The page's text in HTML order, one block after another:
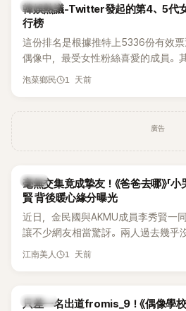
熱議討論
韓娛熱議-Twitter發起的第4、5代女
行榜
這份排名是根據推特上5336份有效
偶像中，最受女性粉絲喜愛的成員。
員包攬了前三名，展現了她們在女性
泡菜鄉民 1 天前
廣告
韓星
毫無交集竟成摯友！《爸爸去哪》「
賢 背後暖心緣分曝光
近日，金民國與AKMU成員李秀賢一
讓不少網友相當驚訝。兩人過去幾乎
起踏上瑞士之旅，也讓粉絲紛紛好奇：
江南美人 1 天前
K-POP
只差一名出道fromis_9！《偶像學